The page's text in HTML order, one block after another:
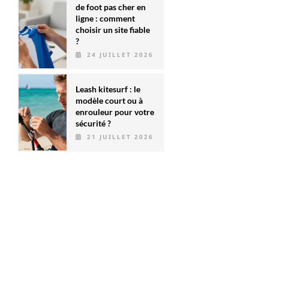
de foot pas cher en
ligne : comment
choisir un site fiable
?
24 JUILLET 2026
Leash kitesurf : le
modèle court ou à
enrouleur pour votre
sécurité ?
21 JUILLET 2026